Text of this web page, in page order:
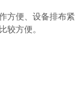
方便、设备排布紧
较方便。